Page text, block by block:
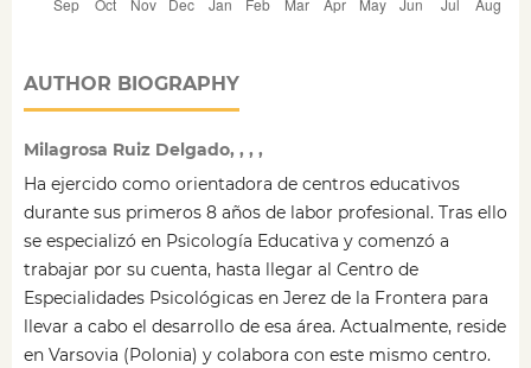
AUTHOR BIOGRAPHY
Milagrosa Ruiz Delgado, , , ,
Ha ejercido como orientadora de centros educativos
durante sus primeros 8 años de labor profesional. Tras ello
se especializó en Psicología Educativa y comenzó a
trabajar por su cuenta, hasta llegar al Centro de
Especialidades Psicológicas en Jerez de la Frontera para
llevar a cabo el desarrollo de esa área. Actualmente, reside
en Varsovia (Polonia) y colabora con este mismo centro.